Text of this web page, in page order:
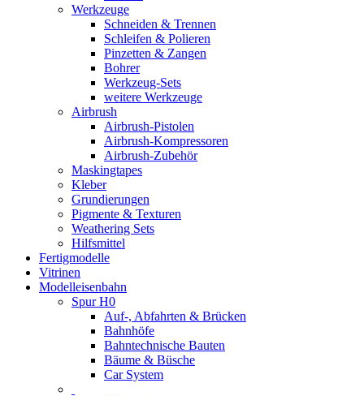
Werkzeuge
Schneiden & Trennen
Schleifen & Polieren
Pinzetten & Zangen
Bohrer
Werkzeug-Sets
weitere Werkzeuge
Airbrush
Airbrush-Pistolen
Airbrush-Kompressoren
Airbrush-Zubehör
Maskingtapes
Kleber
Grundierungen
Pigmente & Texturen
Weathering Sets
Hilfsmittel
Fertigmodelle
Vitrinen
Modelleisenbahn
Spur H0
Auf-, Abfahrten & Brücken
Bahnhöfe
Bahntechnische Bauten
Bäume & Büsche
Car System